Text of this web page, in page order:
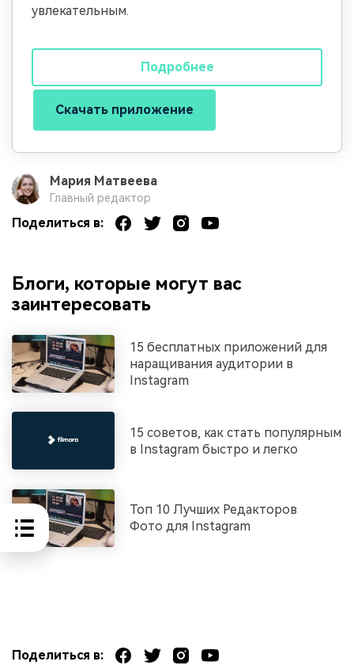
увлекательным.
Подробнее
Скачать приложение
Мария Матвеева
Главный редактор
Поделиться в:
Блоги, которые могут вас
заинтересовать
15 бесплатных приложений для
наращивания аудитории в
Instagram
15 советов, как стать популярным
в Instagram быстро и легко
Топ 10 Лучших Редакторов
Фото для Instagram
Поделиться в: